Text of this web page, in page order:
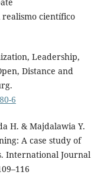
científico
Leadership,
Distance and
6
H. & Majdalawia Y.
A case study of
International Journal